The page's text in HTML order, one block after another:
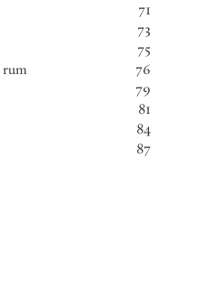
71
73
75
rum
76
79
81
84
87